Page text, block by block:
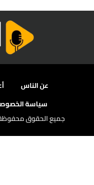
عن الناس
سياسة
جميع الحقوق محفوظة